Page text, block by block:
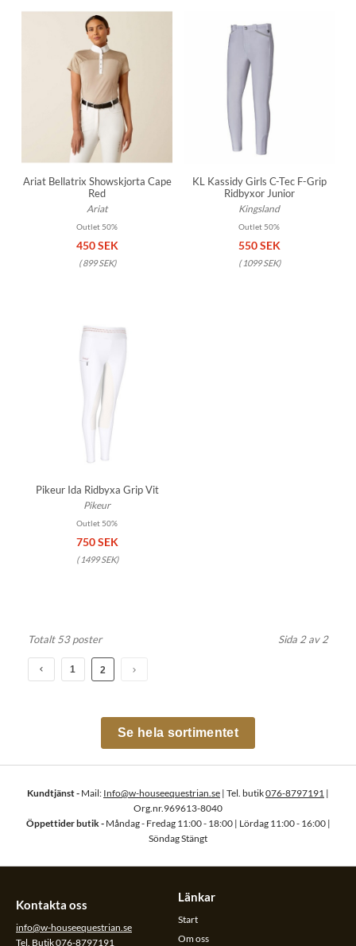
Ariat Bellatrix Showskjorta Cape
Red
Ariat
Outlet 50%
450 SEK
(899 SEK)
KL Kassidy Girls C-Tec F-Grip
Ridbyxor Junior
Kingsland
Outlet 50%
550 SEK
(1099 SEK)
Pikeur Ida Ridbyxa Grip Vit
Pikeur
Outlet 50%
750 SEK
(1499 SEK)
Totalt 53 poster Sida 2 av 2
1 2
Se hela sortimentet
Kundtjänst - Mail: Info@w-houseequestrian.se | Tel. butik076-8797191 |
Org.nr.969613-8040
Öppettider butik - Måndag - Fredag 11:00 - 18:00 | Lördag 11:00 - 16:00 |
Söndag Stängt
Kontakta oss
info@w-houseequestrian.se
Tel. Butik076-8797191
Länkar
Start
Om oss